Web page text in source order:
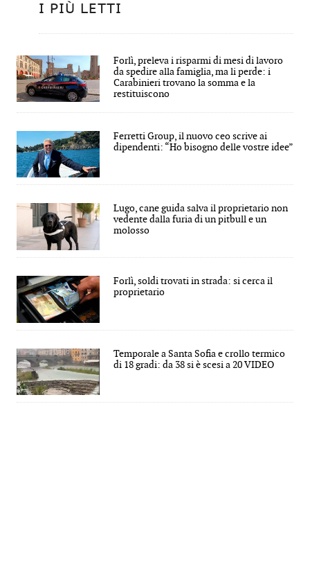
I PIÙ LETTI
Forlì, preleva i risparmi di mesi di lavoro
da spedire alla famiglia, ma li perde: i
Carabinieri trovano la somma e la
restituiscono
Ferretti Group, il nuovo ceo scrive ai
dipendenti: “Ho bisogno delle vostre idee”
Lugo, cane guida salva il proprietario non
vedente dalla furia di un pitbull e un
molosso
Forlì, soldi trovati in strada: si cerca il
proprietario
Temporale a Santa Sofia e crollo termico
di 18 gradi: da 38 si è scesi a 20 VIDEO